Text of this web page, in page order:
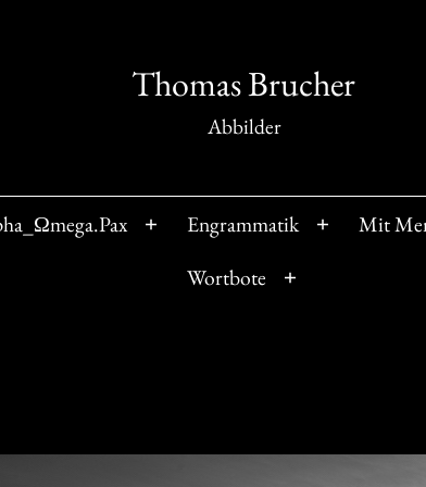
Thomas Brucher
Abbilder
Menü
öffnen
Engrammatik
Menü
Mit
Wortbote
Menü